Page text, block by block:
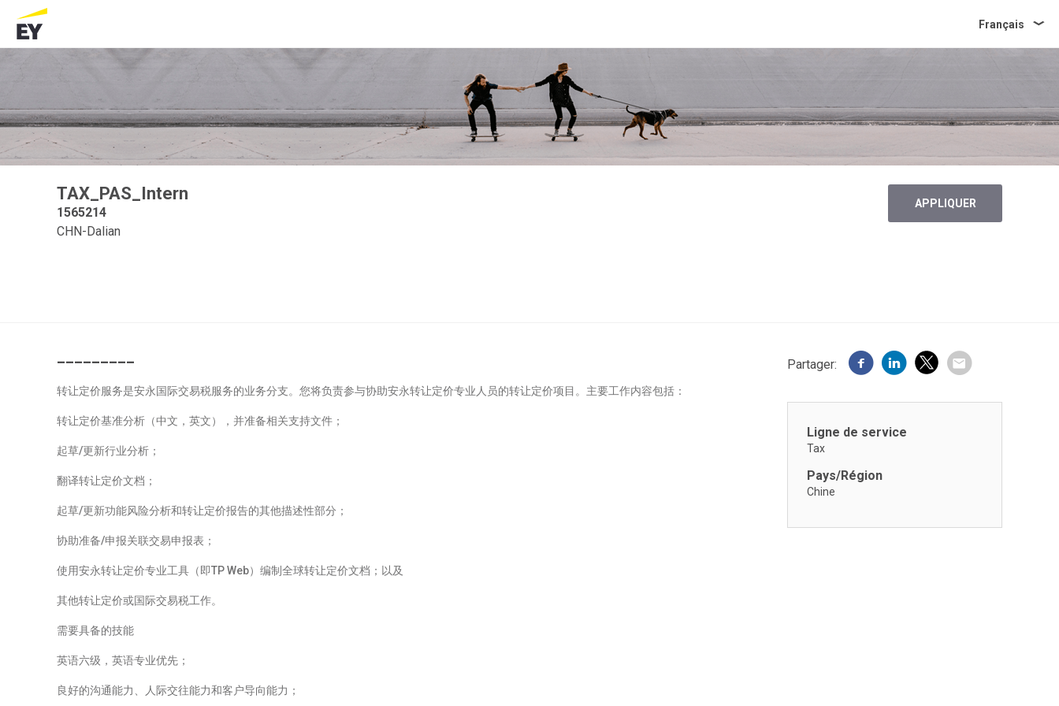
Français
TAX_PAS_Intern
1565214
CHN-Dalian
APPLIQUER
_________
转让定价服务是安永国际交易税服务的业务分支。您将负责参与协助安永转让定价专业人员的转让定价项目。主要工作内容包括：
转让定价基准分析（中文，英文），并准备相关支持文件；
起草/更新行业分析；
翻译转让定价文档；
起草/更新功能风险分析和转让定价报告的其他描述性部分；
协助准备/申报关联交易申报表；
使用安永转让定价专业工具（即TP Web）编制全球转让定价文档；以及
其他转让定价或国际交易税工作。
需要具备的技能
英语六级，英语专业优先；
良好的沟通能力、人际交往能力和客户导向能力；
Partager:
Ligne de service
Tax
Pays/Région
Chine